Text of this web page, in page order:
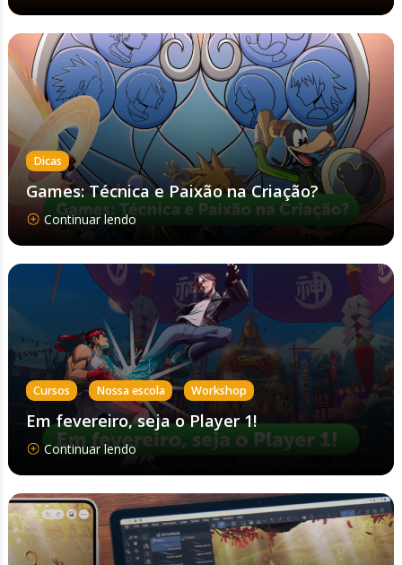
Dicas
Games: Técnica e Paixão na Criação?
Continuar lendo
Cursos , Nossa escola , Workshop
Em fevereiro, seja o Player 1!
Continuar lendo